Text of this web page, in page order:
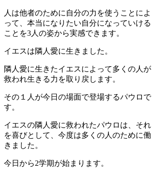
人は他者のために自分の力を使うことによ
って、本当になりたい自分になっていける
ことを3人の姿から実感できます。
イエスは隣人愛に生きました。
隣人愛に生きたイエスによって多くの人が
救われ生きる力を取り戻します。
その１人が今日の場面で登場するパウロで
す。
イエスの隣人愛に救われたパウロは、それ
を喜びとして、今度は多くの人のために働
きました。
今日から2学期が始まります。